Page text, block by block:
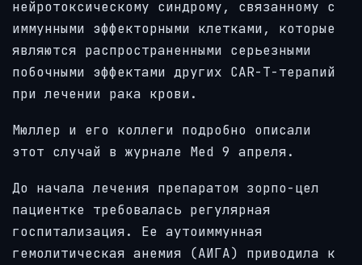
нейротоксическому синдрому, связанному с
иммунными эффекторными клетками, которые
являются распространенными серьезными
побочными эффектами других CAR-T-терапий
при лечении рака крови.
Мюллер и его коллеги подробно описали
этот случай в журнале Med 9 апреля.
До начала лечения препаратом зорпо-цел
пациентке требовалась регулярная
госпитализация. Ее аутоиммунная
гемолитическая анемия (АИГА) приводила к